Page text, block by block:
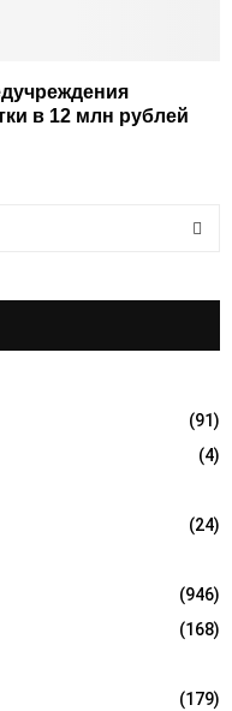
в 12 млн рублей
R
C
H
(91)
(4)
(24)
(946)
(168)
(179)